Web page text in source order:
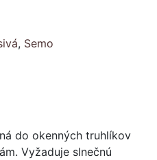
, Semo
do okenných truhlíkov
Vyžaduje slnečnú